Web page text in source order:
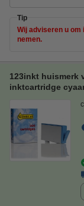
Tip
Wij adviseren u om
nemen.
123inkt huismerk
inktcartridge